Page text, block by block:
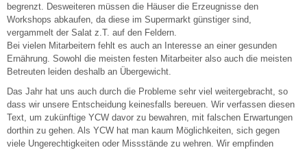
begrenzt. Desweiteren müssen die Häuser die Erzeugnisse den
Workshops abkaufen, da diese im Supermarkt günstiger sind,
vergammelt der Salat z.T. auf den Feldern.
Bei vielen Mitarbeitern fehlt es auch an Interesse an einer gesunden
Ernährung. Sowohl die meisten festen Mitarbeiter also auch die meisten
Betreuten leiden deshalb an Übergewicht.
Das Jahr hat uns auch durch die Probleme sehr viel weitergebracht, so
dass wir unsere Entscheidung keinesfalls bereuen. Wir verfassen diesen
Text, um zukünftige YCW davor zu bewahren, mit falschen Erwartungen
dorthin zu gehen. Als YCW hat man kaum Möglichkeiten, sich gegen
viele Ungerechtigkeiten oder Missstände zu wehren. Wir empfinden